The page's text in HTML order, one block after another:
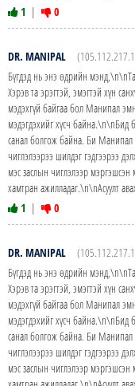
1 | 0
DR. MANIPAL
Бүгдэд нь энэ өдрийн
Хэрэв та эрэгтэй, эмэгтэй хүн
мэдэхгүй байгаа бол Манипал
мэдэгдэхийг хүсч
санал болгож байна. Би
чиглэлээрээ шилдэг гэдгээрээ
мэс заслын чиглэлээр
хамтран ажилладаг.\n\nАсуулт
1 | 0
DR. MANIPAL
Бүгдэд нь энэ өдрийн
Хэрэв та эрэгтэй, эмэгтэй хүн
мэдэхгүй байгаа бол Манипал
мэдэгдэхийг хүсч
санал болгож байна. Би
чиглэлээрээ шилдэг гэдгээрээ
мэс заслын чиглэлээр